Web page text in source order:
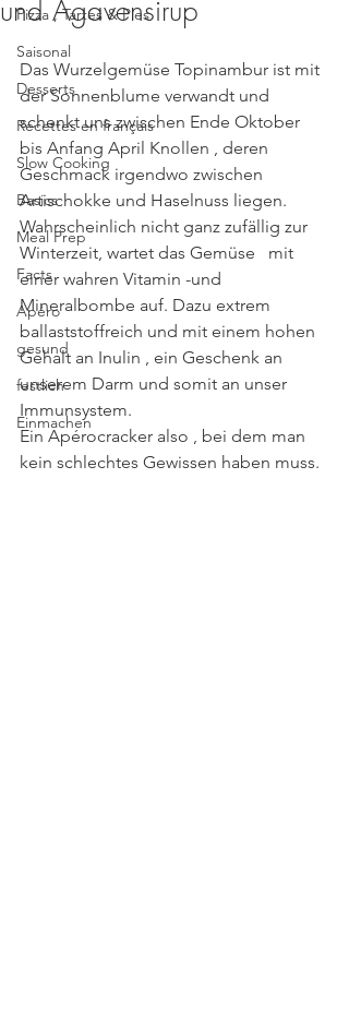
Pizza , Tartes & Pies
Saisonal
Desserts
Recettes en français
Slow Cooking
Basics
Meal Prep
Facts
Apéro
gesund
festlich
Einmachen
und Agavensirup
Das Wurzelgemüse Topinambur ist mit
der Sonnenblume verwandt und
schenkt uns zwischen Ende Oktober
bis Anfang April Knollen , deren
Geschmack irgendwo zwischen
Artischokke und Haselnuss liegen.
Wahrscheinlich nicht ganz zufällig zur
Winterzeit, wartet das Gemüse   mit
einer wahren Vitamin -und
Mineralbombe auf. Dazu extrem
ballaststoffreich und mit einem hohen
Gehalt an Inulin , ein Geschenk an
unserem Darm und somit an unser
Immunsystem.
Ein Apérocracker also , bei dem man
kein schlechtes Gewissen haben muss.